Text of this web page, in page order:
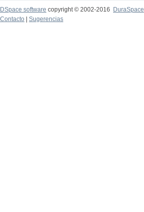
DSpace software copyright © 2002-2016
DuraSpace
Contacto
Sugerencias